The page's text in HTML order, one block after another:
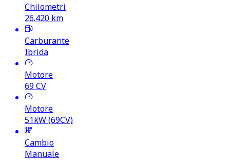
Chilometri
26.420 km
Carburante
Ibrida
Motore
69CV
Motore
51kW (69CV)
Cambio
Manuale